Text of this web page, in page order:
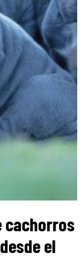
cachorros
el